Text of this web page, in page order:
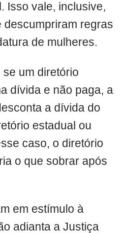
Isso vale, inclusive,
descumpriram regras
de mulheres.
se um diretório
dívida e não paga, a
a dívida do
estadual ou
caso, o diretório
o que sobrar após
em estímulo à
adianta a Justiça